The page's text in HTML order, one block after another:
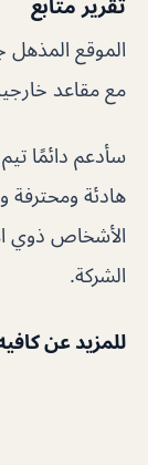
تقرير متابع
الموقع المذهل
مع مقاعد
سأدعم دائمًا
هادئة ومحترفة
الأشخاص ذوي
الشركة.
للمزيد عن